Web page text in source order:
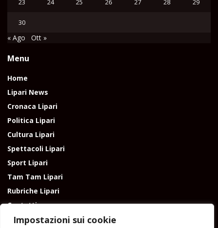
Impostazioni sui cookie
23 24 25 26 27 28 29
30
« Ago Ott »
Menu
Home
Lipari News
Cronaca Lipari
Politica Lipari
Cultura Lipari
Spettacoli Lipari
Sport Lipari
Tam Tam Lipari
Rubriche Lipari
Contatti